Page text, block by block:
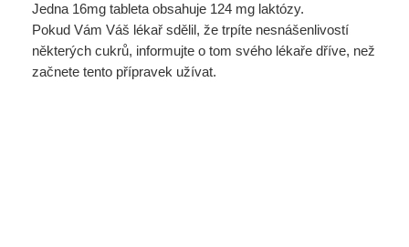
Jedna 16mg tableta obsahuje 124 mg laktózy.
Pokud Vám Váš lékař sdělil, že trpíte nesnášenlivostí
některých cukrů, informujte o tom svého lékaře dříve, než
začnete tento přípravek užívat.